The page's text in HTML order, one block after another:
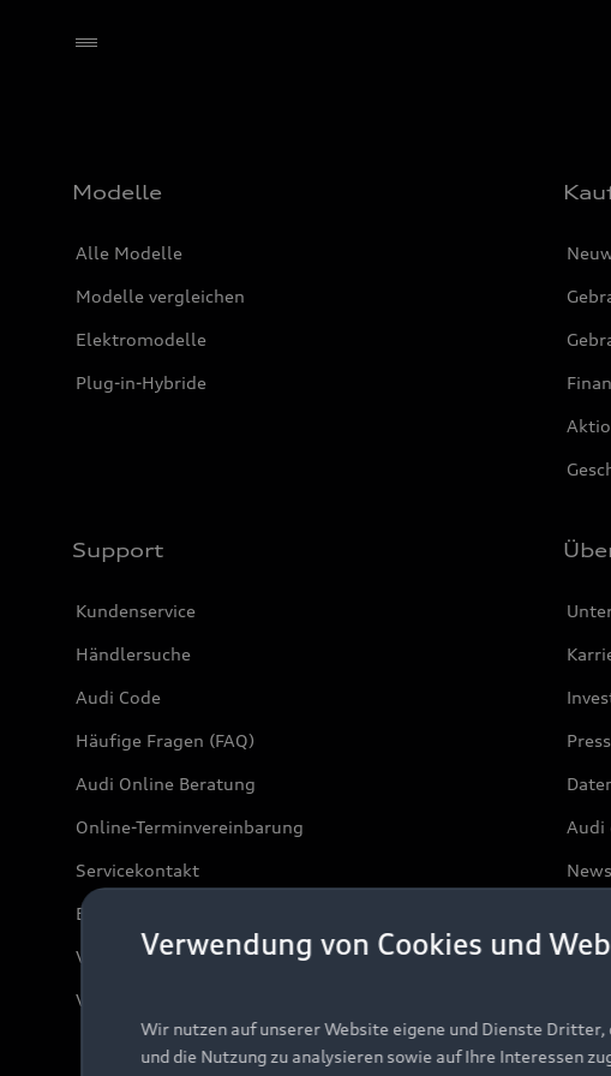
Modelle
Alle Modelle
Modelle vergleichen
Elektromodelle
Plug-in-Hybride
Support
Kundenservice
Händlersuche
Audi Code
Häufige Fragen (FAQ)
Audi Online Beratung
Online-Terminvereinbarung
Servicekontakt
Bordbuch & Bedienungsanleitungen
Verträge kündigen
Vertrag widerrufen
Audi
Verwendung von Cookies und
Wir nutzen auf unserer Website eigene und Dienste
und die Nutzung zu analysieren sowie auf Ihre Interessen